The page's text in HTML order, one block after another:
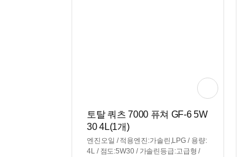
토탈 쿼츠 7000 퓨쳐 GF-6 5W
30 4L(1개)
엔진오일 / 적용엔진:가솔린,LPG / 용량:
4L / 점도:5W30 / 가솔린등급:고급형 /